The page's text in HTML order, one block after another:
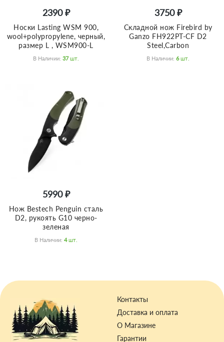
2390 ₽
Носки Lasting WSM 900,
wool+polypropylene, черный,
размер L , WSM900-L
В Наличии: 37 Шт.
3750 ₽
Складной нож Firebird by
Ganzo FH922PT-CF D2
Steel,Carbon
В Наличии: 6 Шт.
5990 ₽
Нож Bestech Penguin сталь
D2, рукоять G10 черно-
зеленая
В Наличии: 4 Шт.
Контакты
Доставка и оплата
О Магазине
Гарантии